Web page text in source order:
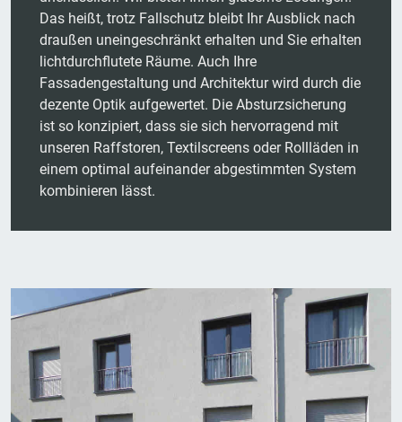
Das heißt, trotz Fallschutz bleibt Ihr Ausblick nach
draußen uneingeschränkt erhalten und Sie erhalten
lichtdurchflutete Räume. Auch Ihre
Fassadengestaltung und Architektur wird durch die
dezente Optik aufgewertet. Die Absturzsicherung
ist so konzipiert, dass sie sich hervorragend mit
unseren Raffstoren, Textilscreens oder Rollläden in
einem optimal aufeinander abgestimmten System
kombinieren lässt.